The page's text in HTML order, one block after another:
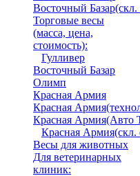
Восточный Базар(скл.
Торговые весы
(масса, цена,
стоимость):
Гулливер
Восточный Базар
Олимп
Красная Армия
Красная
Красная Армия(Авто
Красная Армия(скл.
Весы для животных
Для ветеринарных
клиник: